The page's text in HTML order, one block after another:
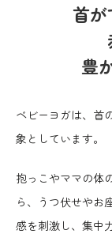
首が
豊
ベビーヨガは、首
象としています。
抱っこやママの体
ら、うつ伏せやお
感を刺激し、集中